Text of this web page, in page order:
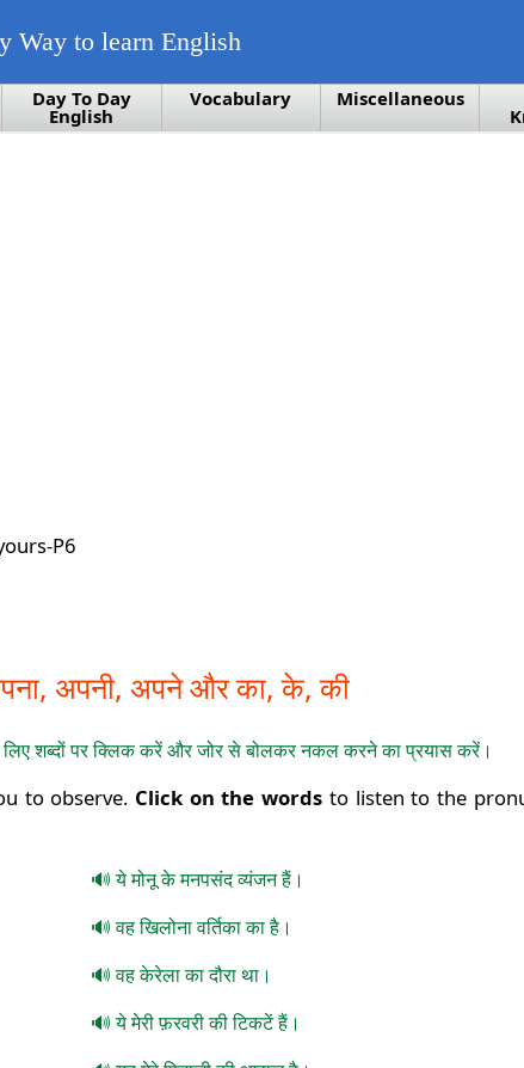
Way to learn English
Day To Day
English
Vocabulary Miscellaneous
P6
अपनी, अपने और का, के, की
शब्दों पर क्लिक करें और जोर से बोलकर नकल करने का प्रयास करें।
to observe. Click on the words to listen to the
ये मोनू के मनपसंद व्यंजन हैं।
वह खिलोना वर्तिका का है।
वह केरेला का दौरा था।
ये मेरी फ़रवरी की टिकटें हैं।